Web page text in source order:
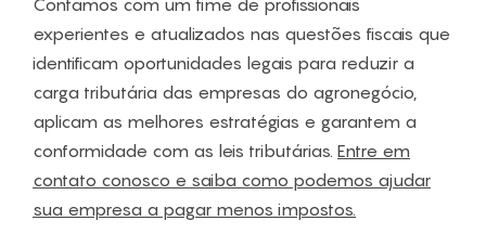
experientes e atualizados nas questões fiscais que
identificam oportunidades legais para reduzir a
carga tributária das empresas do agronegócio,
aplicam as melhores estratégias e garantem a
conformidade com as leis tributárias. Entre em
contato conosco e saiba como podemos ajudar
sua empresa a pagar menos impostos.